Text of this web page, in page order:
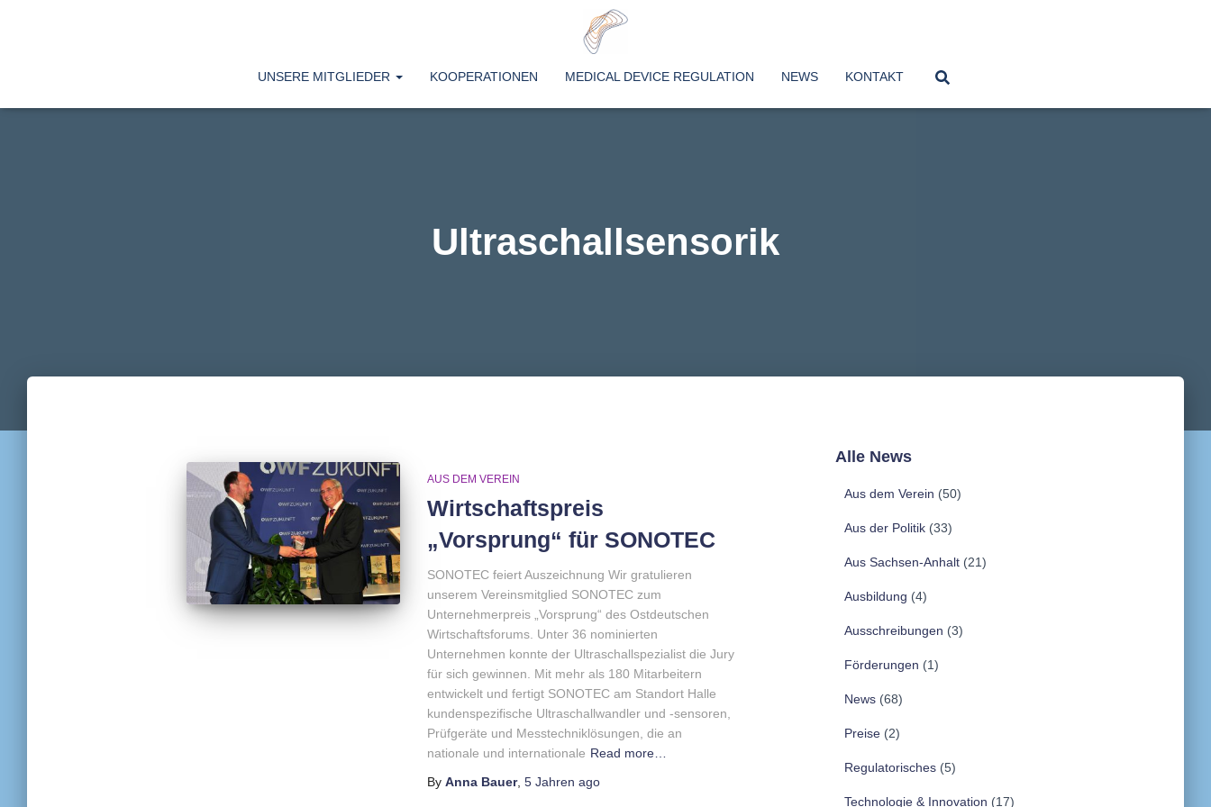
UNSERE MITGLIEDER KOOPERATIONEN MEDICAL DEVICE REGULATION NEWS KONTAKT
Ultraschallsensorik
AUS DEM VEREIN
Wirtschaftspreis
„Vorsprung“ für SONOTEC
SONOTEC feiert Auszeichnung Wir gratulieren
unserem Vereinsmitglied SONOTEC zum
Unternehmerpreis „Vorsprung“ des Ostdeutschen
Wirtschaftsforums. Unter 36 nominierten
Unternehmen konnte der Ultraschallspezialist die Jury
für sich gewinnen. Mit mehr als 180 Mitarbeitern
entwickelt und fertigt SONOTEC am Standort Halle
kundenspezifische Ultraschallwandler und -sensoren,
Prüfgeräte und Messtechniklösungen, die an
nationale und internationale Read more…
By Anna Bauer, 5 Jahren ago
Alle News
Aus dem Verein (50)
Aus der Politik(33)
Aus Sachsen-Anhalt(21)
Ausbildung (4)
Ausschreibungen (3)
Förderungen (1)
News(68)
Preise(2)
Regulatorisches(5)
Technologie & Innovation (17)